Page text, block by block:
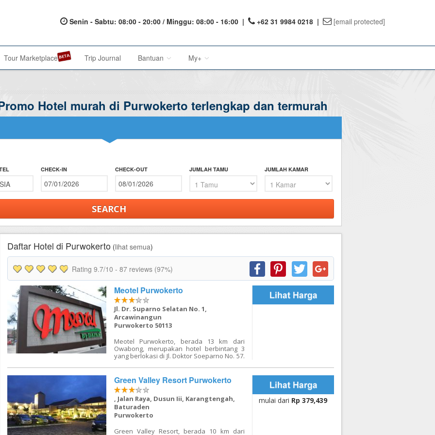
Senin - Sabtu: 08:00 - 20:00 / Minggu: 08:00 - 16:00 | +62 31 9984 0218 | [email protected]
Tour Marketplace Trip Journal Bantuan
About Us
Terms of Service
Karir@1001malam
Saran & Keluhan
FAQ
My+
My Account
Affiliate Reward
Hotel murah di Purwokerto terlengkap dan termurah
CHECK-IN CHECK-OUT JUMLAH TAMU JUMLAH KAMAR
Daftar Hotel di Purwokerto (lihat semua)
Rating 9.7/10 - 87 reviews (97%)
Meotel Purwokerto
Jl. Dr. Suparno Selatan No. 1,
Arcawinangun
Purwokerto 50113
Meotel Purwokerto, berada 13 km dari
Owabong, merupakan hotel berbintang 3
yang berlokasi di Jl. Doktor Soeparno No. 57.
dengan pemandangan kolam renang,
taman, atau kota disertai dengan WiFi
gratis, layanan pramutamu, dan Restaurant.
Tamu dapat memiliki istirahat yang nyaman
sekaligus hiburan. Meotel Purwokerto
berada di lokasi yang strategis yang mudah
dijangkau, hotel dekat dengan berbagai
pusat pemerintahan, maupun pusat
Green Valley Resort Purwokerto
, Jalan Raya, Dusun Iii, Karangtengah,
Baturaden
Purwokerto
Green Valley Resort, berada 10 km dari
mulai dari Rp 379,439